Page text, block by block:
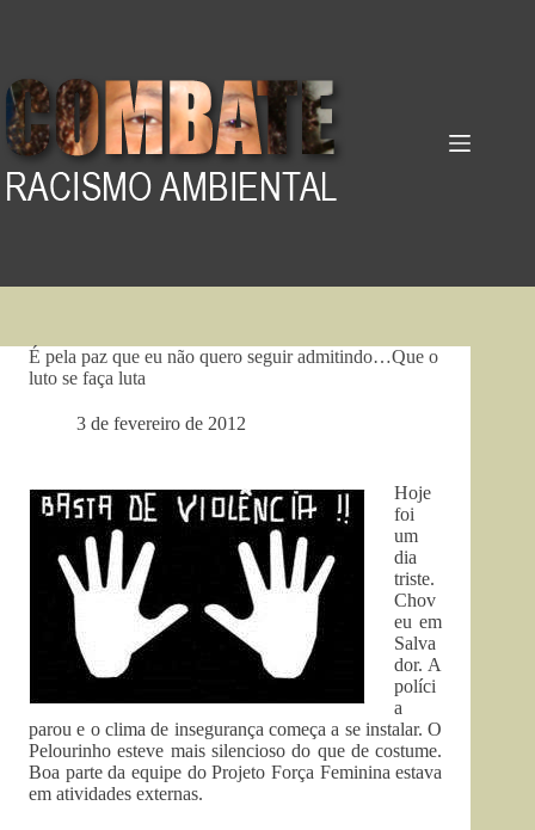
É pela paz que eu não quero seguir admitindo…Que o
luto se faça luta
3 de fevereiro de 2012
Hoje
foi
um
dia
triste.
Chov
eu em
Salva
dor. A
políci
a
parou e o clima de insegurança começa a se instalar. O
Pelourinho esteve mais silencioso do que de costume.
Boa parte da equipe do Projeto Força Feminina estava
em atividades externas.